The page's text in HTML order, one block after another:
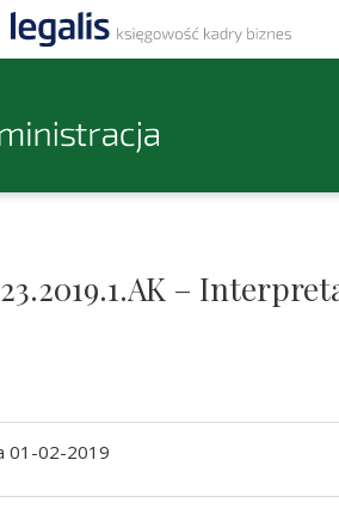
–
01-02-2019